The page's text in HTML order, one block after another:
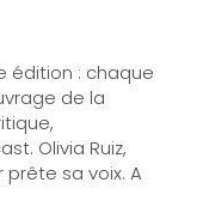
édition : chaque
de la
Olivia Ruiz,
prête sa voix. A